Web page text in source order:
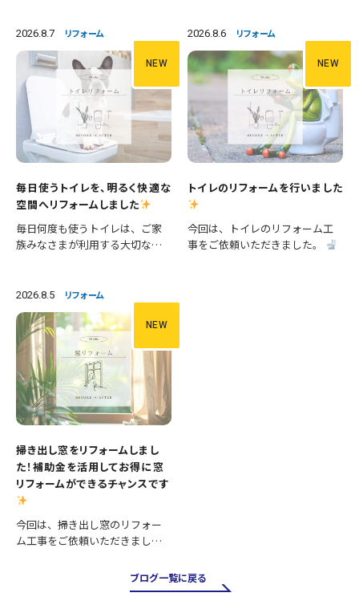
2026.8.7 リフォーム
NEW
毎日使うトイレを、明るく快適な
空間へリフォームしました
毎日何度も使うトイレは、ご家
族みなさまが利用する大切な空
い、清潔感あふれる明るいトイ
レへとリフォームしました。 施
工内容 ・便器交換 ・紙巻き器…
2026.8.6 リフォーム
NEW
トイレのリフォームを行いました
今回は、トイレのリフォーム工
事をご依頼いただきました。
2026.8.5 リフォーム
NEW
掃き出し窓をリフォームしまし
た！補助金を活用してお得に窓
リフォームができるチャンスです
今回は、掃き出し窓のリフォー
ム工事をご依頼いただきまし
が良く、お庭やバルコニーへの
出入りにも便利ですが、その一
ブログ一覧に戻る